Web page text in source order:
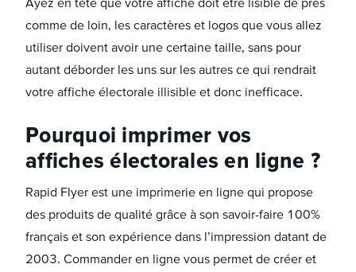
comme de loin, les caractères et logos que vous allez
utiliser doivent avoir une certaine taille, sans pour
autant déborder les uns sur les autres ce qui rendrait
votre affiche électorale illisible et donc inefficace.
Pourquoi imprimer vos
affiches électorales en ligne ?
Rapid Flyer est une imprimerie en ligne qui propose
des produits de qualité grâce à son savoir-faire 100%
français et son expérience dans l’impression datant de
2003. Commander en ligne vous permet de créer et